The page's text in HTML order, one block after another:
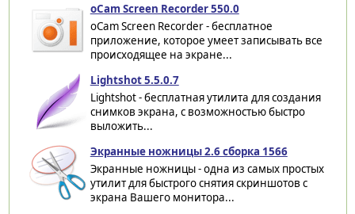
oCam Screen Recorder 550.0
oCam Screen Recorder - бесплатное
приложение, которое умеет записывать все
происходящее на экране...
Lightshot 5.5.0.7
Lightshot - бесплатная утилита для создания
снимков экрана, с возможностью быстро
выложить...
Экранные ножницы 2.6 сборка 1566
Экранные ножницы - одна из самых простых
утилит для быстрого снятия скриншотов с
экрана Вашего монитора...